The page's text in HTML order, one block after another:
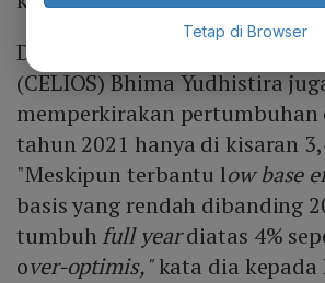
Direktur Center of Economic
(CELIOS) Bhima Yudhistira
memperkirakan pertumbuhan
tahun 2021 hanya di kisaran
"Meskipun terbantu low base
basis yang rendah dibanding
tumbuh full yeardiatas 4%
over-optimis,"kata dia kepada
Tetap di Browser